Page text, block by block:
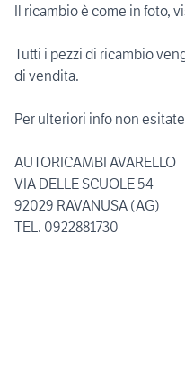
Il ricambio è come in foto,
Tutti i pezzi di ricambio
di vendita.
Per ulteriori info non
AUTORICAMBI AVARELLO
VIA DELLE SCUOLE 54
92029 RAVANUSA (AG)
TEL. 0922881730